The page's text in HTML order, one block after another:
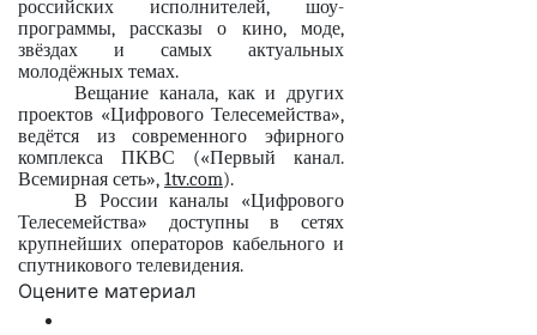
российских исполнителей, шоу-
программы, рассказы о кино, моде,
звёздах и самых актуальных
молодёжных темах.
Вещание канала, как и других
проектов «Цифрового Телесемейства»,
ведётся из современного эфирного
комплекса ПКВС («Первый канал.
Всемирная сеть», 1tv.com).
В России каналы «Цифрового
Телесемейства» доступны в сетях
крупнейших операторов кабельного и
спутникового телевидения.
Оцените материал